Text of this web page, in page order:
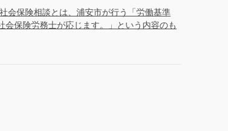
会保険相談とは、浦安市が行う「労働基準
保険労務士が応じます。」という内容のも